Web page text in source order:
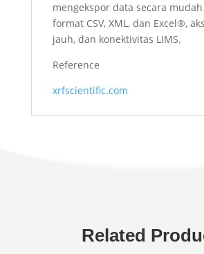
mengekspor data secara
format CSV, XML, dan Excel®,
jauh, dan konektivitas LIMS.
Reference
xrfscientific.com
Related